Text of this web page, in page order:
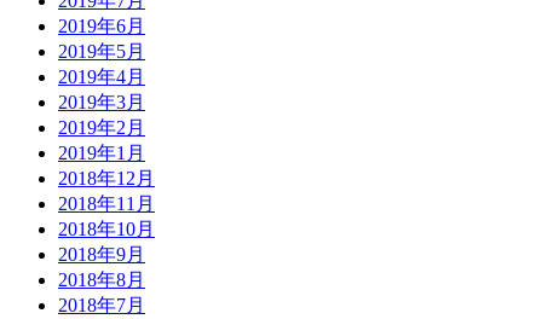
2019年6月
2019年5月
2019年4月
2019年3月
2019年2月
2019年1月
2018年12月
2018年11月
2018年10月
2018年9月
2018年8月
2018年7月